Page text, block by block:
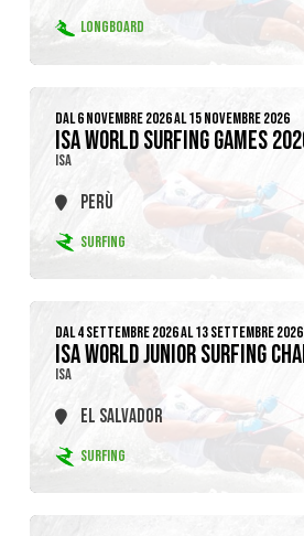
LONGBOARD
DAL 6 NOVEMBRE 2026 AL 15 NOVEMBRE 2026
ISA WORLD SURFING GAMES
ISA
PERÙ
SURFING
DAL 4 SETTEMBRE 2026 AL 13 SETTEMBRE 2026
ISA WORLD JUNIOR SURFING
ISA
EL SALVADOR
SURFING